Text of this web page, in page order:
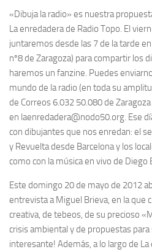
«Dibuja la radio» es nuestra
La enredadera de Radio Topo. El
juntaremos desde las 7 de la tarde
nº8 de Zaragoza) para compartir los
haremos un fanzine. Puedes
mundo de la radio (en toda su
de Correos 6.032 50.080 de
en laenredadera@nodo50.org. Ese
con dibujantes que nos enredan: el
y Revuelta desde Barcelona y los
como con la música en vivo de Diego
Este domingo 20 de mayo de 2012
entrevista a Miguel Brieva, en la que
creativa, de tebeos, de su precioso
crisis ambiental y de propuestas
interesante! Además, a lo largo de